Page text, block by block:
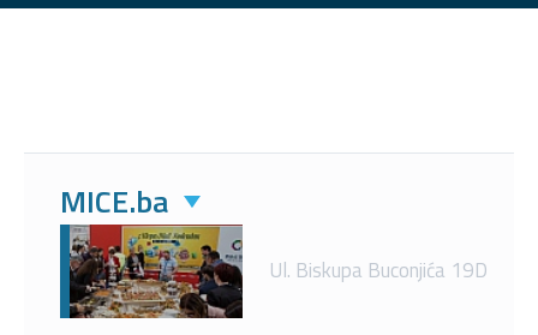
MICE.ba
Ul. Biskupa Buconjića 19D